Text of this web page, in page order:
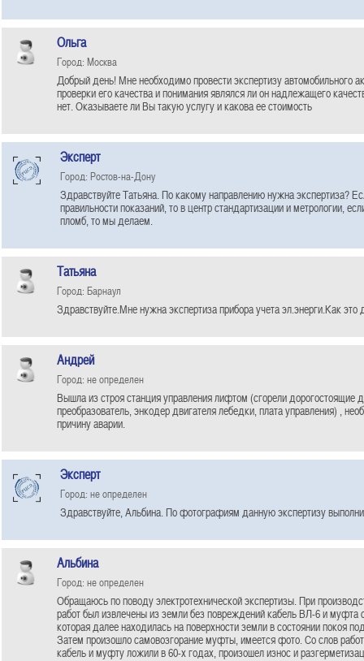
Ольга
Город: Москва
Добрый день! Мне необходимо провести экспертизу автомобильного
проверки его качества и понимания являлся ли он надлежащего
нет. Оказываете ли Вы такую услугу и какова ее стоимость
Эксперт
Город: Ростов-на-Дону
Здравствуйте Татьяна. По какому направлению нужна экспертиза?
правильности показаний, то в центр стандартизации и метрологии,
пломб, то мы делаем.
Татьяна
Город: Барнаул
Здравствуйте.Мне нужна экспертиза прибора учета эл.энерги.Как это
Андрей
Город: не определен
Вышла из строя станция управления лифтом (сгорели дорогостоящие
преобразователь, энкодер двигателя лебедки, плата управления) ,
причину аварии.
Эксперт
Город: не определен
Здравствуйте, Альбина. По фотографиям данную экспертизу
Альбина
Город: не определен
Обращаюсь по поводу электротехнической экспертизы. При
работ был извлечены из земли без повреждений кабель ВЛ-6 и муфта
которая далее находилась на поверхности земли в состоянии покоя
Затем произошло самовозгорание муфты, имеется фото. Со слов
кабель и муфту ложили в 60-х годах, произошел износ и